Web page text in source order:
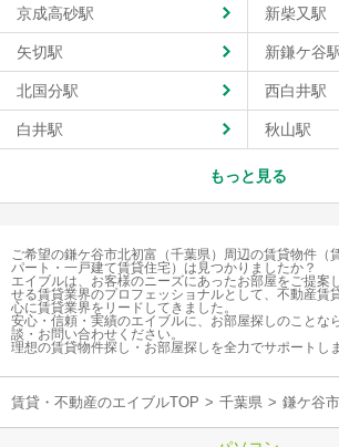
京成高砂駅 新柴又駅
矢切駅 新鎌ケ谷
北国分駅 西白井駅
白井駅 秋山駅
もっと見る
ご希望の鎌ケ谷市北初富（千葉県）周辺の賃貸物件（
パート・一戸建て賃貸住宅）は見つかりましたか？
エイブルは、お客様のニーズにあったお部屋をご提案
せる賃貸業界のプロフェッショナルとして、不動産賃
心に賃貸業界をリードしてきました。
安心・信頼・実績のエイブルに、お部屋探しのことな
談・お問い合わせください。
理想の賃貸物件探し・お部屋探しを全力でサポートしま
賃貸・不動産のエイブルTOP > 千葉県 > 鎌ケ谷市